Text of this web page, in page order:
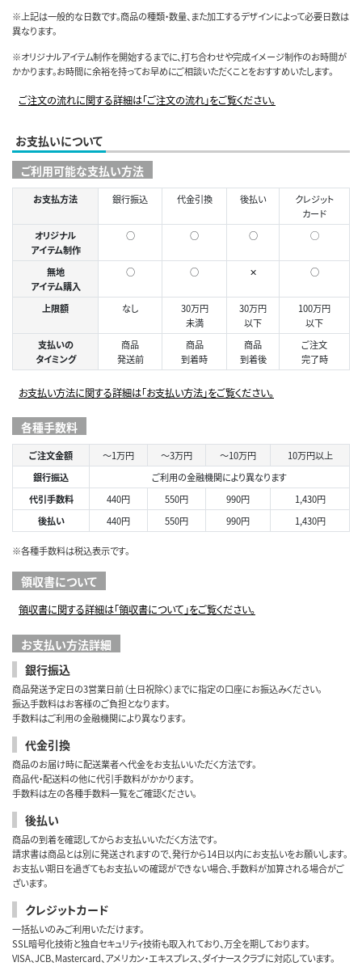
※上記は一般的な日数です。商品の種類・数量、また加工するデザインによって必要日数は
異なります。
※オリジナルアイテム制作を開始するまでに、打ち合わせや完成イメージ制作のお時間が
かかります。お時間に余裕を持ってお早めにご相談いただくことをおすすめいたします。
ご注文の流れに関する詳細は「ご注文の流れ」をご覧ください。
お支払いについて
ご利用可能な支払い方法
お支払方法 銀行振込 代金引換 後払い
クレジット
カード
オリジナル
アイテム制作
○ ○ ○ ◯
無地
アイテム購入
○ ○ ✕ ○
上限額 なし
30万円
未満
30万円
以下
100万円
以下
支払いの
タイミング
商品
発送前
商品
到着時
商品
到着後
ご注文
完了時
お支払い方法に関する詳細は「お支払い方法」をご覧ください。
各種手数料
ご注文金額 ～1万円 ～3万円 ～10万円
10万円以上
銀行振込
ご利用の金融機関により異なります
代引手数料
440円 550円 990円
1,430円
後払い
440円 550円 990円 1,430円
※各種手数料は税込表示です。
領収書について
領収書に関する詳細は「領収書について」をご覧ください。
お支払い方法詳細
銀行振込
商品発送予定日の3営業日前（土日祝除く）までに指定の口座にお振込みください。
振込手数料はお客様のご負担となります。
手数料はご利用の金融機関により異なります。
代金引換
商品のお届け時に配送業者へ代金をお支払いいただく方法です。
商品代・配送料の他に代引手数料がかかります。
手数料は左の各種手数料一覧をご確認ください。
後払い
商品の到着を確認してからお支払いいただく方法です。
請求書は商品とは別に発送されますので、発行から14日以内にお支払いをお願いします。
お支払い期日を過ぎてもお支払いの確認ができない場合、手数料が加算される場合がご
ざいます。
クレジットカード
一括払いのみご利用いただけます。
SSL暗号化技術と独自セキュリティ技術も取入れており、万全を期しております。
VISA、JCB、Mastercard、アメリカン・エキスプレス、ダイナースクラブに対応しています。